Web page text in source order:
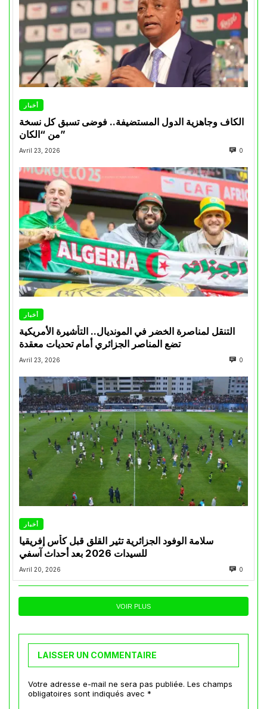
أخبار
الكاف وجاهزية الدول المستضيفة.. فوضى تسبق كل نسخة
من “الكان”
Avril 23, 2026 0
أخبار
التنقل لمناصرة الخضر في المونديال.. التأشيرة الأمريكية
تضع المناصر الجزائري أمام تحديات معقدة
Avril 23, 2026 0
أخبار
سلامة الوفود الجزائرية تثير القلق قبل كأس إفريقيا
للسيدات 2026 بعد أحداث آسفي
Avril 20, 2026 0
VOIR PLUS
LAISSER UN COMMENTAIRE
Votre adresse e-mail ne sera pas publiée. Les champs
obligatoires sont indiqués avec *